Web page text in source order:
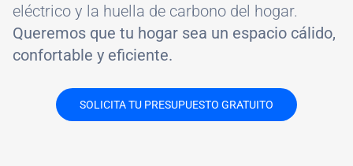
eléctrico y la huella de carbono del hogar.
Queremos que tu hogar sea un espacio cálido,
confortable y eficiente.
SOLICITA TU PRESUPUESTO GRATUITO